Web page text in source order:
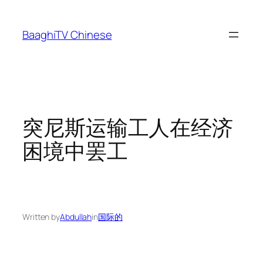
content
BaaghiTV Chinese
突尼斯运输工人在经济
困境中罢工
Written byAbdullahin国际的